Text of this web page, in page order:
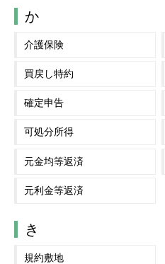
か
介護保険
買戻し特約
確定申告
可処分所得
元金均等返済
元利金等返済
き
規約敷地